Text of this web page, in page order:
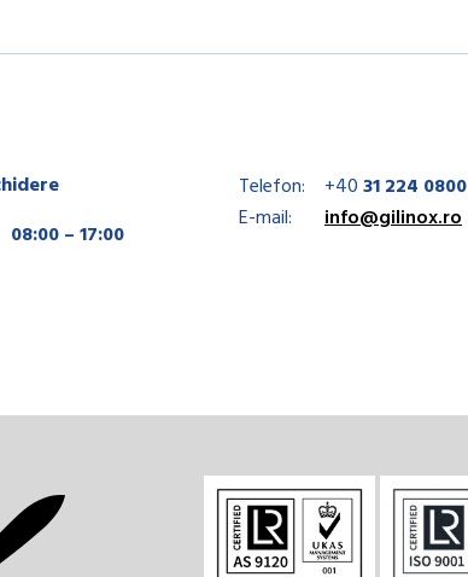
08:00 – 17:00
Telefon: +4031 224 0800
E-mail:
info@gilinox.ro